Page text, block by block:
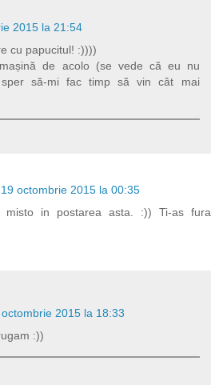
2015 la 21:54
cu papucitul! :))))
de acolo (se vede că eu nu
sper să-mi fac timp să vin cât mai
19 octombrie 2015 la 00:35
misto in postarea asta. :)) Ti-as fura
octombrie 2015 la 18:33
:))